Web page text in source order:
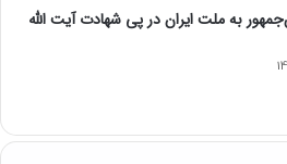
به ملت ایران در پی شهادت آیت الله